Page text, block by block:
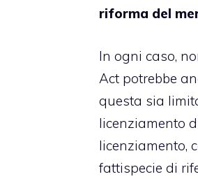
riforma del
In ogni caso,
Act potrebbe
questa sia
licenziamento
licenziamento,
fattispecie di